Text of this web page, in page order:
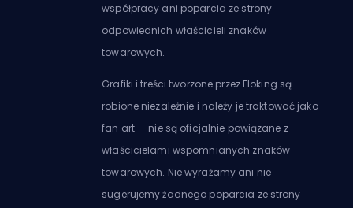
współpracy ani poparcia ze strony
odpowiednich właścicieli znaków
towarowych.
Grafiki i treści tworzone przez Eloking są
robione niezależnie i należy je traktować jako
fan art — nie są oficjalnie powiązane z
właścicielami wspomnianych znaków
towarowych. Nie wyrażamy ani nie
sugerujemy żadnego poparcia ze strony